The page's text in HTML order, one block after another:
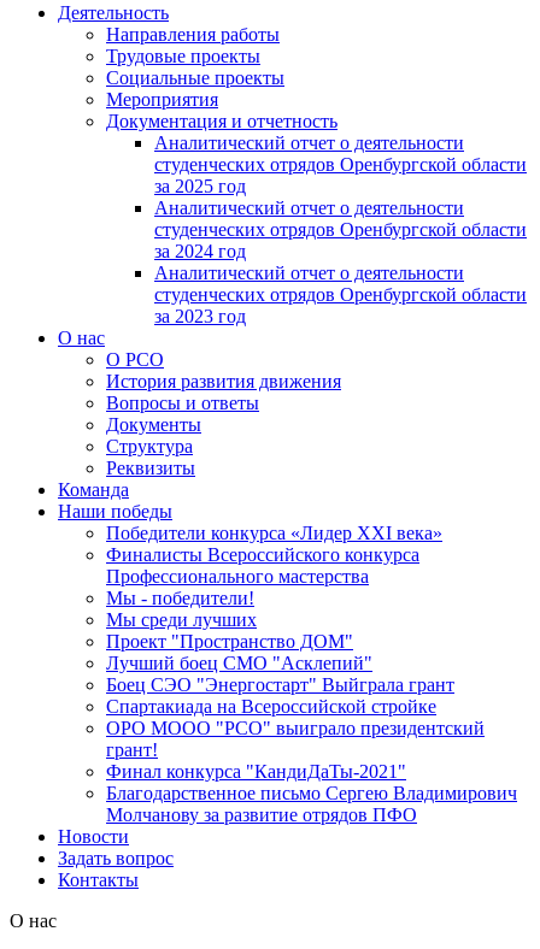
Деятельность
Направления работы
Трудовые проекты
Социальные проекты
Мероприятия
Документация и отчетность
Аналитический отчет о деятельности
студенческих отрядов Оренбургской области
за 2025 год
Аналитический отчет о деятельности
студенческих отрядов Оренбургской области
за 2024 год
Аналитический отчет о деятельности
студенческих отрядов Оренбургской области
за 2023 год
О нас
О РСО
История развития движения
Вопросы и ответы
Документы
Структура
Реквизиты
Команда
Наши победы
Победители конкурса «Лидер XXI века»
Финалисты Всероссийского конкурса
Профессионального мастерства
Мы - победители!
Мы среди лучших
Проект "Пространство ДОМ"
Лучший боец СМО "Асклепий"
Боец СЭО "Энергостарт" Выйграла грант
Спартакиада на Всероссийской стройке
ОРО МООО "РСО" выиграло президентский
грант!
Финал конкурса "КандиДаТы-2021"
Благодарственное письмо Сергею Владимирович
Молчанову за развитие отрядов ПФО
Новости
Задать вопрос
Контакты
О нас